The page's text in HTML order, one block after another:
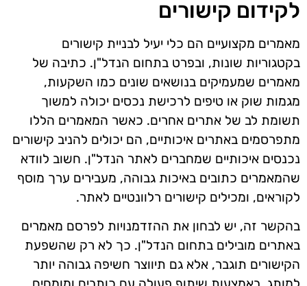
לקידום קישורים
מאמרים מקצועיים הם כלי יעיל לבניית קישורים
בקטגוריות שונות, ובפרט בתחום הנדל"ן. כתיבה של
מאמרים שמעמיקים בנושאים שונים כמו השקעות,
מגמות שוק או טיפים לרכישת נכסים יכולה למשוך
תשומת לב של אתרים אחרים. כאשר המאמרים הללו
מתפרסמים באתרים איכותיים, הם יכולים להניב קישורים
נכנסים איכותיים שמחברים לאתר הנדל"ן. חשוב לוודא
שהמאמרים כתובים באיכות גבוהה, מעבירים ערך מוסף
לקוראים, ומכילים קישורים רלוונטיים לאתר.
בהקשר זה, יש לבחון את ההזדמנויות לפרסם מאמרים
באתרים מובילים בתחום הנדל"ן. כך לא רק שהשפעת
הקישורים תוגבר, אלא גם תיווצר חשיפה גבוהה יותר